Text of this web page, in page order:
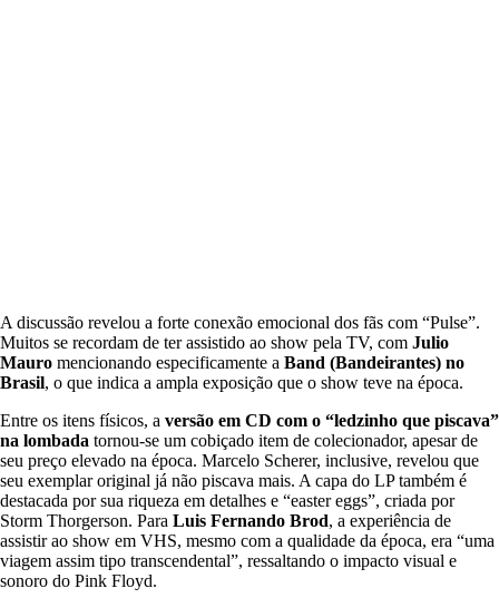
A discussão revelou a forte conexão emocional dos fãs com “Pulse”.
Muitos se recordam de ter assistido ao show pela TV, com Julio
Mauro mencionando especificamente a Band (Bandeirantes) no
Brasil, o que indica a ampla exposição que o show teve na época.
Entre os itens físicos, a versão em CD com o “ledzinho que piscava”
na lombada tornou-se um cobiçado item de colecionador, apesar de
seu preço elevado na época. Marcelo Scherer, inclusive, revelou que
seu exemplar original já não piscava mais. A capa do LP também é
destacada por sua riqueza em detalhes e “easter eggs”, criada por
Storm Thorgerson. Para Luis Fernando Brod, a experiência de
assistir ao show em VHS, mesmo com a qualidade da época, era “uma
viagem assim tipo transcendental”, ressaltando o impacto visual e
sonoro do Pink Floyd.